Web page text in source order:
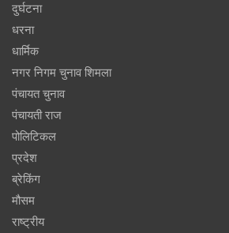
दुर्घटना
धरना
धार्मिक
नगर निगम चुनाव शिमला
पंचायत चुनाव
पंचायती राज
पोलिटिकल
प्रदेश
ब्रेकिंग
मौसम
राष्ट्रीय